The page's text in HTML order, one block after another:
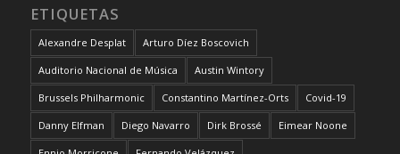
ETIQUETAS
Alexandre Desplat Arturo Díez Boscovich
Auditorio Nacional de Música Austin Wintory
Brussels Philharmonic Constantino Martínez-Orts Covid-19
Danny Elfman Diego Navarro Dirk Brossé Eimear Noone